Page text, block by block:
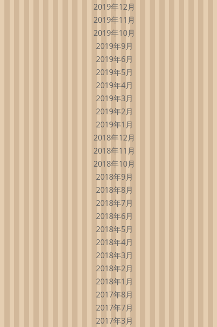
2019年12月
2019年11月
2019年10月
2019年9月
2019年6月
2019年5月
2019年4月
2019年3月
2019年2月
2019年1月
2018年12月
2018年11月
2018年10月
2018年9月
2018年8月
2018年7月
2018年6月
2018年5月
2018年4月
2018年3月
2018年2月
2018年1月
2017年8月
2017年7月
2017年3月